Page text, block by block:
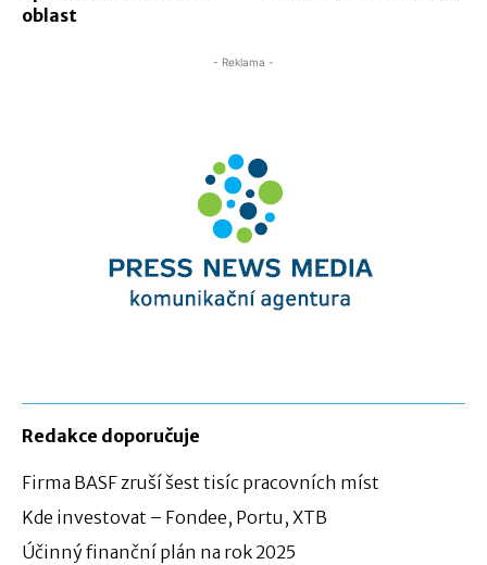
oblast
- Reklama -
Redakce doporučuje
Firma BASF zruší šest tisíc pracovních míst
Kde investovat – Fondee, Portu, XTB
Účinný finanční plán na rok 2025